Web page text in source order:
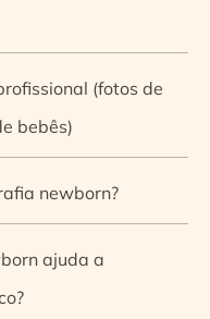
(fotos de
bebês)
newborn?
ajuda a